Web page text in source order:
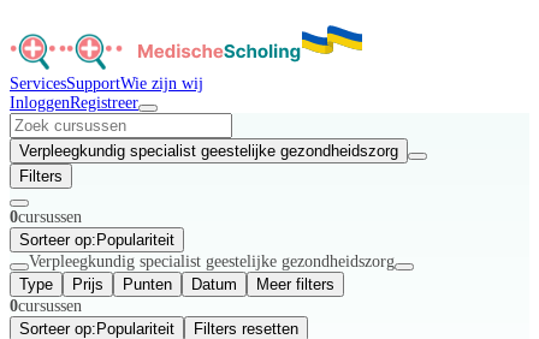
ServicesSupportWie zijn wij
InloggenRegistreer
Verpleegkundig specialist geestelijke gezondheidszorg
Filters
0cursussen
Sorteer op: Populariteit
Verpleegkundig specialist geestelijke gezondheidszorg
Type
Prijs Punten Datum
Meer filters
0cursussen
Sorteer op: Populariteit Filters resetten